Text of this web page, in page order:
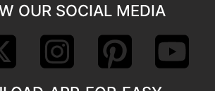
OUR SOCIAL MEDIA